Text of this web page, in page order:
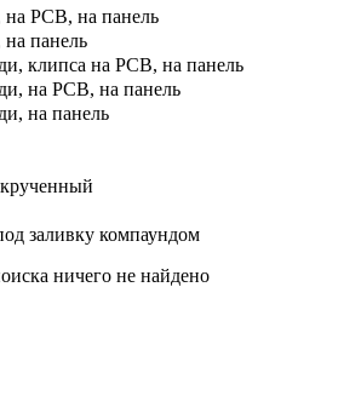
на PCB, на панель
на панель
клипса на PCB, на панель
на PCB, на панель
на панель
заливку компаундом
ничего не найдено